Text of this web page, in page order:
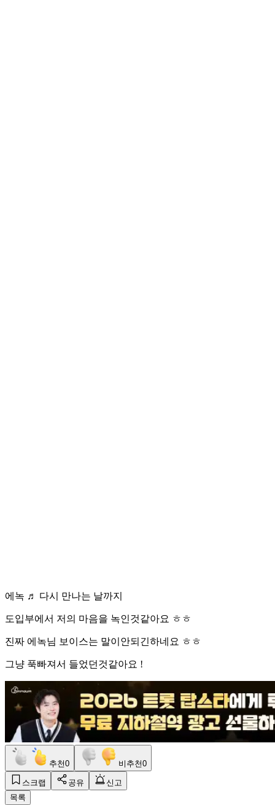
에녹 ♬ 다시 만나는 날까지
도입부에서 저의 마음을 녹인것같아요 ㅎㅎ
진짜 에녹님 보이스는 말이안되긴하네요 ㅎㅎ
그냥 푹빠져서 들었던것같아요 !
추천0 비추천0
스크랩 공유
신고
목록